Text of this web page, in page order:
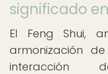
significado
El Feng Shui,
armonización
interacción